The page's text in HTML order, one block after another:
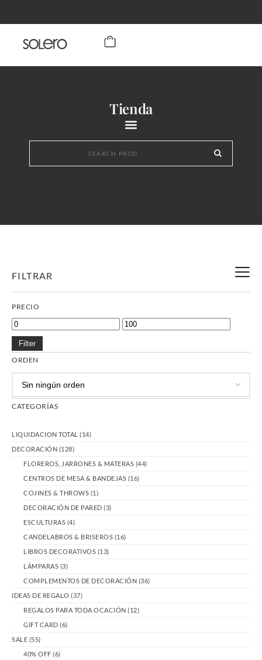
Tienda
FILTRAR
PRECIO
Filter
ORDEN
CATEGORÍAS
LIQUIDACION TOTAL (14)
DECORACIÓN (128)
FLOREROS, JARRONES & MATERAS (44)
CENTROS DE MESA & BANDEJAS (16)
COJINES & THROWS (1)
DECORACIÓN DE PARED (3)
ESCULTURAS (4)
CANDELABROS & BRISEROS (16)
LIBROS DECORATIVOS (13)
LÁMPARAS (3)
COMPLEMENTOS DE DECORACIÓN (36)
IDEAS DE REGALO (37)
REGALOS PARA TODA OCACIÓN (12)
GIFT CARD (6)
SALE (55)
40% OFF (6)